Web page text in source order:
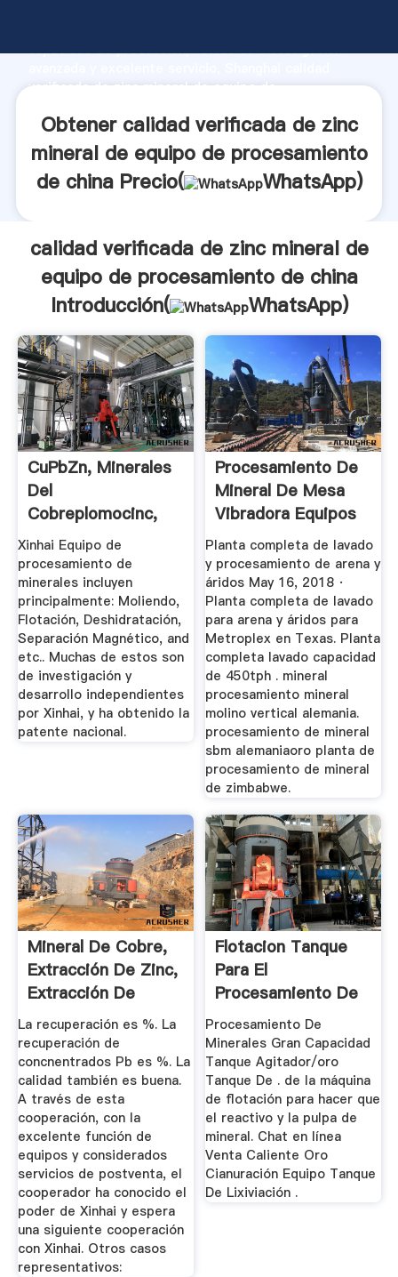
capacidad de producción, fuerza de investigación
verificada de zinc mineral de equipo de
aporta valores a todos los clientes.
Obtener calidad verificada de zinc
mineral de equipo de procesamiento
de china Precio(
WhatsApp)
calidad verificada de zinc mineral de
equipo de procesamiento de china
Introducción(
WhatsApp)
CuPbZn, Minerales
Del
Cobreplomocinc,
Flotación De ...
Xinhai Equipo de
procesamiento de
minerales incluyen
principalmente: Moliendo,
Flotación, Deshidratación,
Separación Magnético, and
etc.. Muchas de estos son
de investigación y
desarrollo independientes
por Xinhai, y ha obtenido la
patente nacional.
Procesamiento De
Mineral De Mesa
Vibradora Equipos
De ...
Planta completa de lavado
y procesamiento de arena y
áridos May 16, 2018 ·
Planta completa de lavado
para arena y áridos para
Metroplex en Texas. Planta
completa lavado capacidad
de 450tph . mineral
procesamiento mineral
molino vertical alemania.
procesamiento de mineral
sbm alemaniaoro planta de
procesamiento de mineral
de zimbabwe.
Mineral De Cobre,
Extracción De Zinc,
Extracción De
Cobre ...
La recuperación es %. La
recuperación de
concnentrados Pb es %. La
calidad también es buena.
A través de esta
cooperación, con la
excelente función de
equipos y considerados
servicios de postventa, el
cooperador ha conocido el
poder de Xinhai y espera
una siguiente cooperación
con Xinhai. Otros casos
representativos:
Flotacion Tanque
Para El
Procesamiento De
Minerales
Procesamiento De
Minerales Gran Capacidad
Tanque Agitador/oro
Tanque De . de la máquina
de flotación para hacer que
el reactivo y la pulpa de
mineral. Chat en línea
Venta Caliente Oro
Cianuración Equipo Tanque
De Lixiviación .